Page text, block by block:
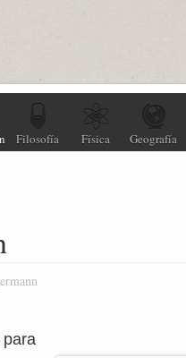
Filosofía Física Geografía
para